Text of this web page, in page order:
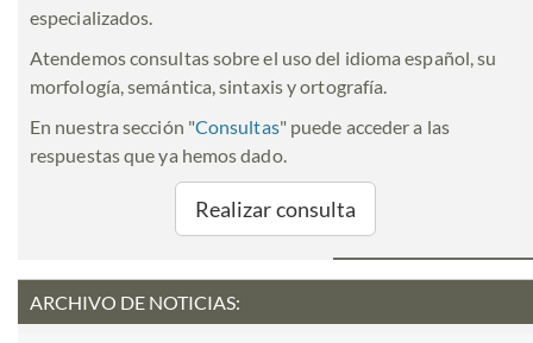
especializados.
Atendemos consultas sobre el uso del idioma español, su
morfología, semántica, sintaxis y ortografía.
En nuestra sección "Consultas" puede acceder a las
respuestas que ya hemos dado.
Realizar consulta
ARCHIVO DE NOTICIAS: